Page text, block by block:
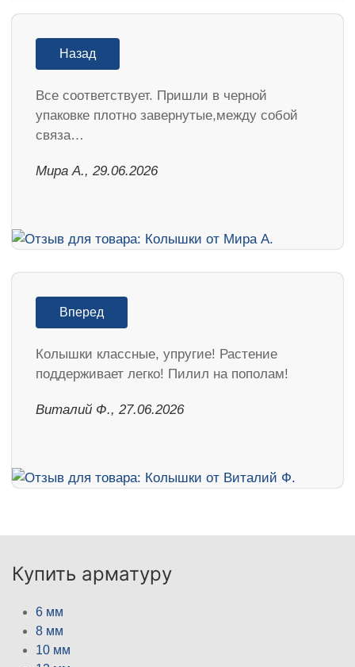
Назад
Все соответствует. Пришли в черной
упаковке плотно завернутые,между собой
связа…
Мира А., 29.06.2026
Вперед
Колышки классные, упругие! Растение
поддерживает легко! Пилил на пополам!
Виталий Ф., 27.06.2026
Купить арматуру
6 мм
8 мм
10 мм